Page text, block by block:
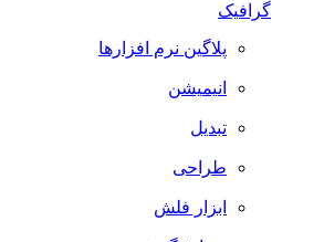
گرافیک
پلاگین نرم افزارها
انیمیشن
تبدیل
طراحی
ابزار فلش